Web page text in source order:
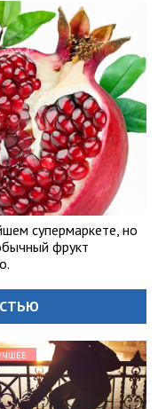
супермаркете, но
фрукт